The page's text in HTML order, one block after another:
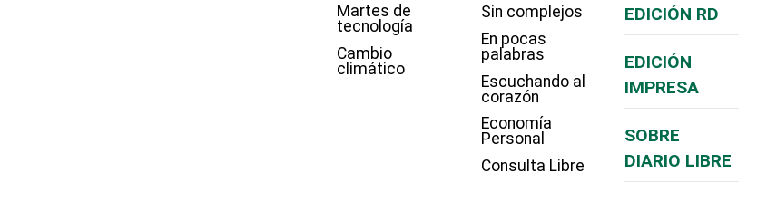
Martes de
tecnología
Cambio
climático
Sin complejos
En pocas
palabras
Escuchando al
corazón
Economía
Personal
Consulta Libre
EDICIÓN RD
EDICIÓN
IMPRESA
SOBRE
DIARIO LIBRE